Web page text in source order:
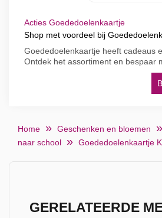
Acties Goededoelenkaartje
Shop met voordeel bij
Goededoelenkaartje heeft cadeaus
Ontdek het assortiment en bespaar
Home Geschenken en bloemen
naar school
Goededoelenkaartje
GERELATEERDE